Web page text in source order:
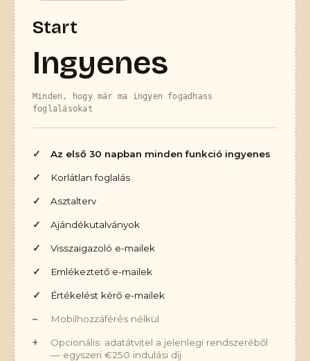
Start
Ingyenes
Minden, hogy már ma ingyen fogadhass
foglalásokat
Az első 30 napban minden funkció ingyenes
Korlátlan foglalás
Asztalterv
Ajándékutalványok
Visszaigazoló e-mailek
Emlékeztető e-mailek
Értékelést kérő e-mailek
Mobilhozzáférés nélkül
Opcionális: adatátvitel a jelenlegi rendszeréből
— egyszeri €250 indulási díj